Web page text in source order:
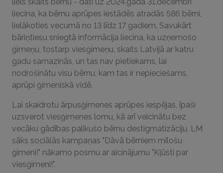
liecina, ka bērnu aprūpes iestādēs atradās 586 bērni,
lielākoties vecumā no 13 līdz 17 gadiem. Savukārt
bāriņtiesu sniegtā informācija liecina, ka uzņemošo
ģimeņu, tostarp viesģimeņu, skaits Latvijā ar katru
gadu samazinās, un tas nav pietiekams, lai
nodrošinātu visu bērnu, kam tas ir nepieciešams,
aprūpi ģimeniskā vidē.
Lai skaidrotu ārpusģimenes aprūpes iespējas, īpaši
uzsverot viesģimenes lomu, kā arī veicinātu bez
vecāku gādības palikušo bērnu destigmatizāciju, LM
sāks sociālās kampaņas "Dāvā bērniem mīlošu
ģimeni!" nākamo posmu ar aicinājumu "Kļūsti par
viesģimeni!".